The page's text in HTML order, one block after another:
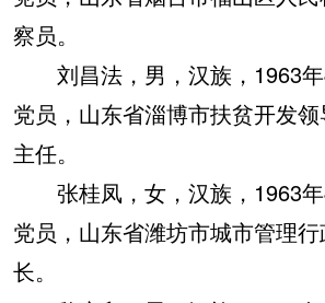
察员。
刘昌法，男，汉族，1963年
党员，山东省淄博市扶贫开发
主任。
张桂凤，女，汉族，1963年
党员，山东省潍坊市城市管理
长。